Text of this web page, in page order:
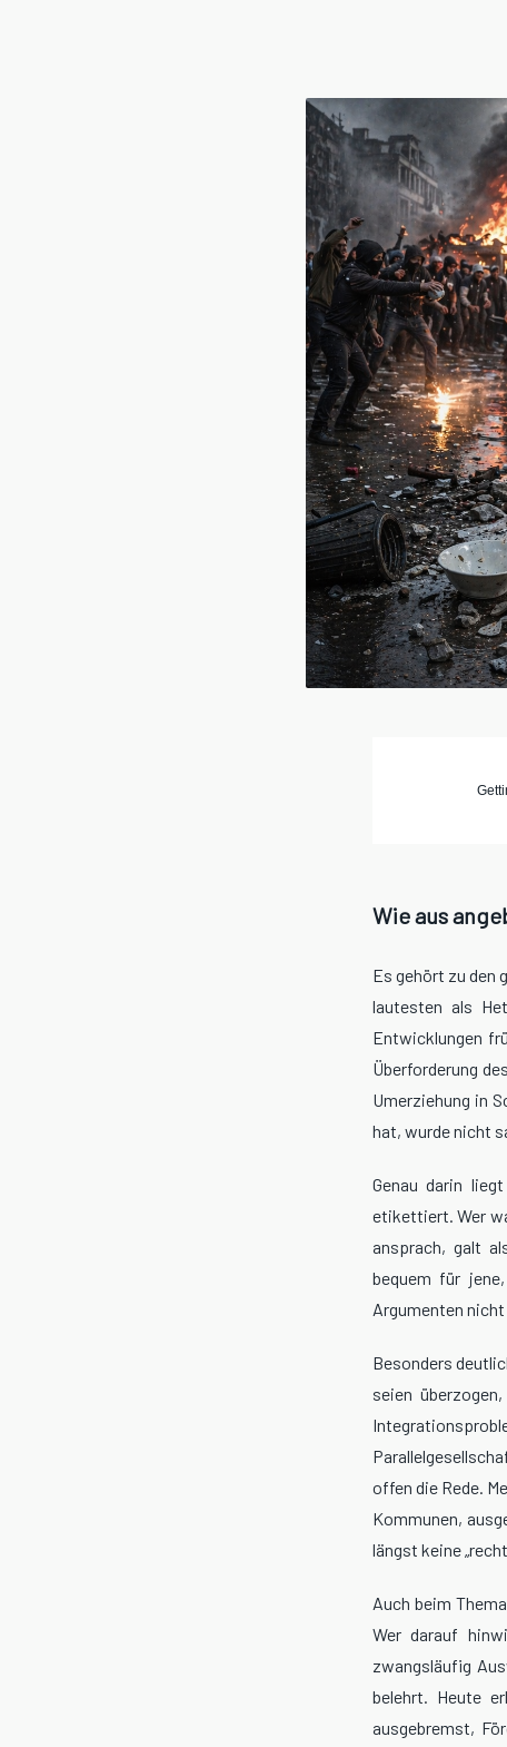
Wie aus
Es gehört zu den
lautesten als
Entwicklungen
Überforderung
Umerziehung in
hat, wurde nicht
Genau darin
etikettiert. Wer
ansprach, galt
bequem für
Argumenten
Besonders
seien
offen die Rede.
Kommunen,
längst keine
Auch beim
Wer darauf
zwangsläufig
belehrt. Heute
ausgebremst,